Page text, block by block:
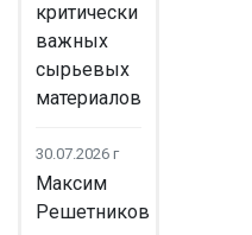
критически
важных
сырьевых
материалов
30.07.2026 г
Максим
Решетников